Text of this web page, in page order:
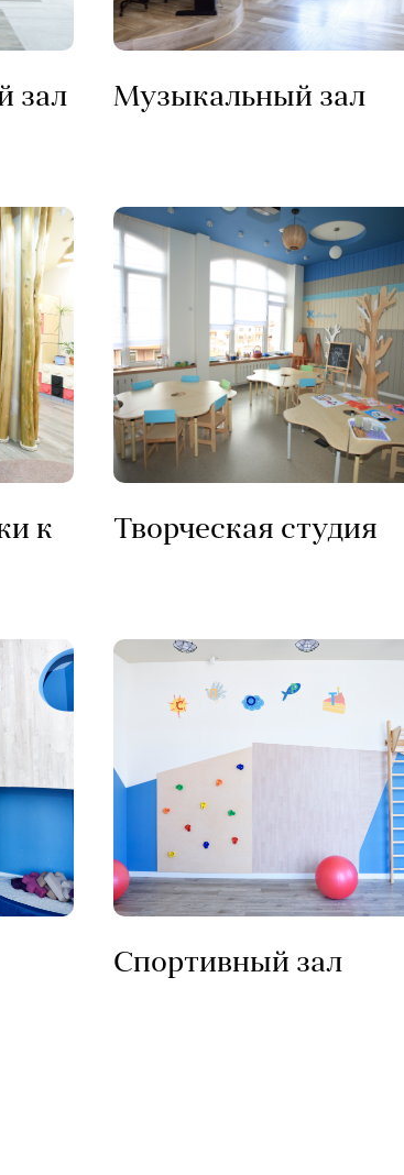
зал Музыкальный зал
к
Творческая студия
Спортивный зал